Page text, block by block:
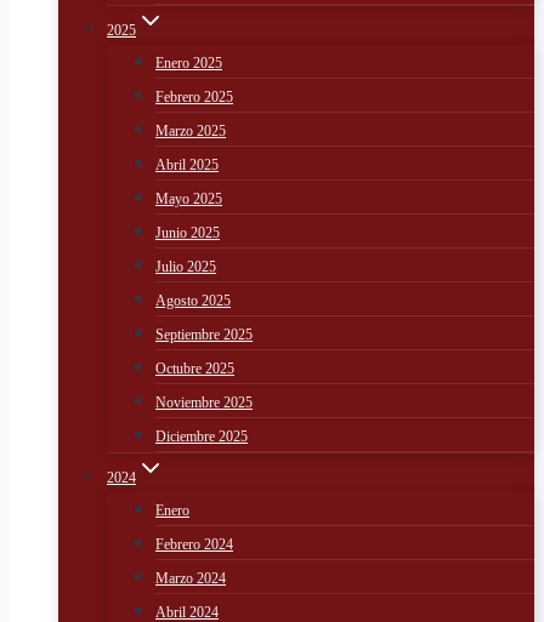
2025
Enero 2025
Febrero 2025
Marzo 2025
Abril 2025
Mayo 2025
Junio 2025
Julio 2025
Agosto 2025
Septiembre 2025
Octubre 2025
Noviembre 2025
Diciembre 2025
2024
Enero
Febrero 2024
Marzo 2024
Abril 2024